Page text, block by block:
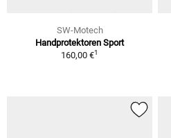
SW-Motech
Handprotektoren Sport
160,00 €1